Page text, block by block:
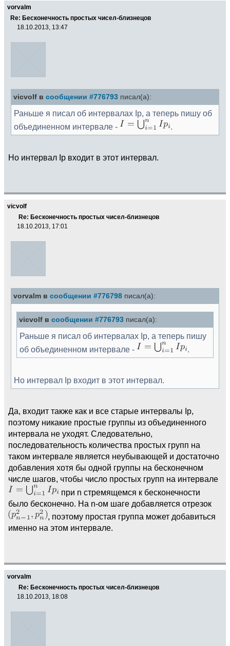
vorvalm
Re: Бесконечность простых чисел-близнецов
18.10.2013, 13:47
vicvolf в сообщении #776793 писал(а):
Раньше я писал об интервалах Ip, а теперь пишу об
объединенном интервале -
.
Но интервал Ip входит в этот интервал.
vicvolf
Re: Бесконечность простых чисел-близнецов
18.10.2013, 17:01
vorvalm в сообщении #776798 писал(а):
vicvolf в сообщении #776793 писал(а):
Раньше я писал об интервалах Ip, а теперь пишу
об объединенном интервале -
.
Но интервал Ip входит в этот интервал.
Да, входит также как и все старые интервалы Ip,
поэтому никакие простые группы из объединенного
интервала не уходят. Следовательно,
последовательность количества простых групп на
таком интервале является неубывающей и достаточно
добавления хотя бы одной группы на бесконечном
числе шагов, чтобы число простых групп на интервале
при n стремящемся к бесконечности
было бесконечно. На n-ом шаге добавляется отрезок
, поэтому простая группа может добавиться
именно на этом интервале.
vorvalm
Re: Бесконечность простых чисел-близнецов
18.10.2013, 18:08